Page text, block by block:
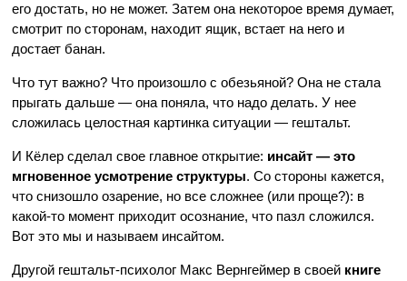
его достать, но не может. Затем она некоторое время думает,
смотрит по сторонам, находит ящик, встает на него и
достает банан.
Что тут важно? Что произошло с обезьяной? Она не стала
прыгать дальше — она поняла, что надо делать. У нее
сложилась целостная картинка ситуации — гештальт.
И Кёлер сделал свое главное открытие: инсайт — это
мгновенное усмотрение структуры. Со стороны кажется,
что снизошло озарение, но все сложнее (или проще?): в
какой-то момент приходит осознание, что пазл сложился.
Вот это мы и называем инсайтом.
Другой гештальт-психолог Макс Вернгеймер в своей книге